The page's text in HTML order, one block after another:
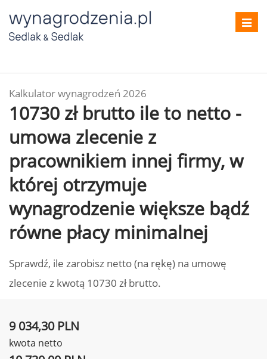
Kalkulator wynagrodzeń 2026
10730 zł brutto ile to netto -
umowa zlecenie z
pracownikiem innej firmy, w
której otrzymuje
wynagrodzenie większe bądź
równe płacy minimalnej
Sprawdź, ile zarobisz netto (na rękę) na umowę
zlecenie z kwotą 10730 zł brutto.
9 034,30 PLN
kwota netto